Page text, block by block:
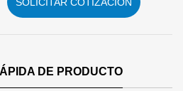
DE PRODUCTO